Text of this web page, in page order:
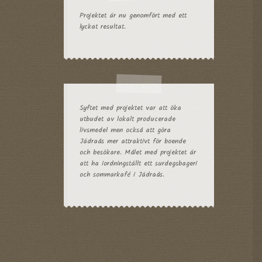
Projektet är nu genomfört med ett
lyckat resultat.
Syftet med projektet var att öka
utbudet av lokalt producerade
livsmedel men också att göra
Jädraås mer attraktivt för boende
och besökare. Målet med projektet är
att ha iordningställt ett surdegsbageri
och sommarkafé i Jädraås.